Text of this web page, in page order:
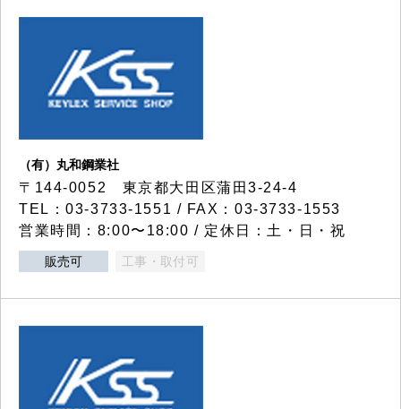
（有）丸和鋼業社
〒144-0052 東京都大田区蒲田3-24-4
TEL：03-3733-1551 / FAX：03-3733-1553
営業時間：8:00〜18:00 / 定休日：土・日・祝
販売可 工事・取付可